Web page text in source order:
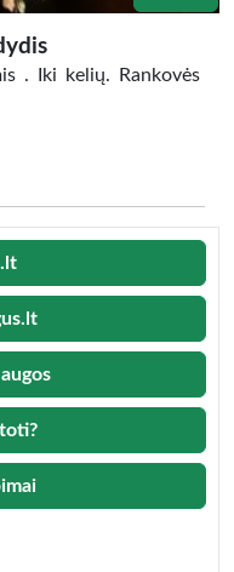
. Iki kelių. Rankovės